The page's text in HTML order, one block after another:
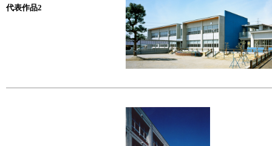
代表作品2